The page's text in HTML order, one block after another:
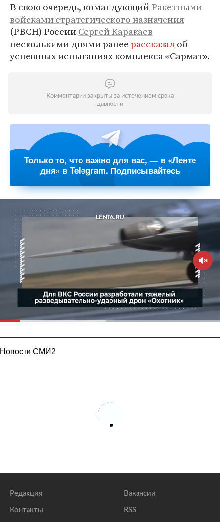
В свою очередь, командующийРакетными
войсками стратегического назначения
(РВСН) РоссииСергей Каракаев
несколькими днями ранеерассказалоб
успешных испытаниях комплекса «Сармат».
Комментарии закрыты за истечением срока
давности
Только то, что важно для вас, — в «Ленте
дня» в Telegram. Подписывайтесь
Новости СМИ2
Редакция
Контакты
Вакансии
RSS